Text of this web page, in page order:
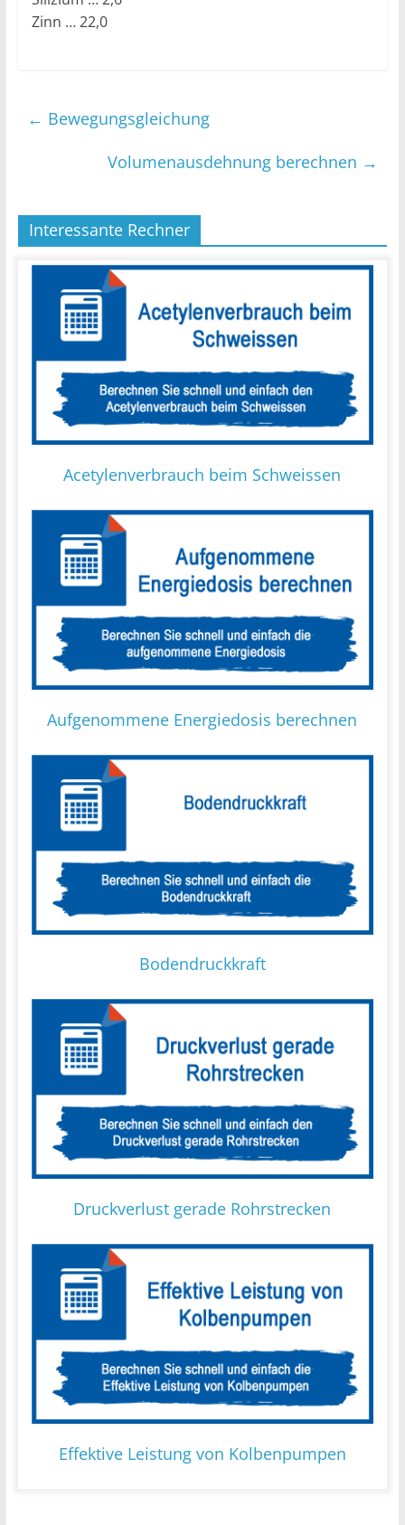
Zinn … 22,0
← Bewegungsgleichung
Volumenausdehnung berechnen →
Interessante Rechner
Acetylenverbrauch beim Schweissen
Aufgenommene Energiedosis berechnen
Bodendruckkraft
Druckverlust gerade Rohrstrecken
Effektive Leistung von Kolbenpumpen